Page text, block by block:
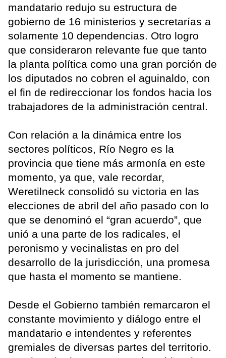
mandatario redujo su estructura de
gobierno de 16 ministerios y secretarías a
solamente 10 dependencias. Otro logro
que consideraron relevante fue que tanto
la planta política como una gran porción de
los diputados no cobren el aguinaldo, con
el fin de redireccionar los fondos hacia los
trabajadores de la administración central.
Con relación a la dinámica entre los
sectores políticos, Río Negro es la
provincia que tiene más armonía en este
momento, ya que, vale recordar,
Weretilneck consolidó su victoria en las
elecciones de abril del año pasado con lo
que se denominó el “gran acuerdo”, que
unió a una parte de los radicales, el
peronismo y vecinalistas en pro del
desarrollo de la jurisdicción, una promesa
que hasta el momento se mantiene.
Desde el Gobierno también remarcaron el
constante movimiento y diálogo entre el
mandatario e intendentes y referentes
gremiales de diversas partes del territorio.